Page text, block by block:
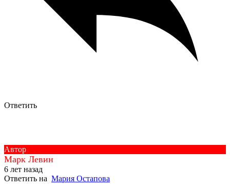
Ответить
Автор
Марк Левин
6 лет назад
Ответить на Мария Остапова